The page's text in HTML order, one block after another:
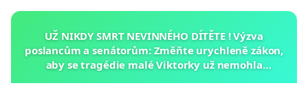
UŽ NIKDY SMRT NEVINNÉHO DÍTĚTE ! Výzva
poslancům a senátorům: Změňte urychleně zákon,
aby se tragédie malé Viktorky už nemohla